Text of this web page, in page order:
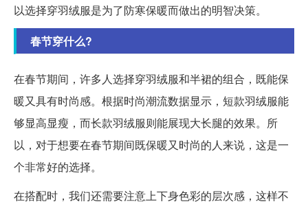
以选择穿羽绒服是为了防寒保暖而做出的明智决策。
春节穿什么?
在春节期间，许多人选择穿羽绒服和半裙的组合，既能保
暖又具有时尚感。根据时尚潮流数据显示，短款羽绒服能
够显高显瘦，而长款羽绒服则能展现大长腿的效果。所
以，对于想要在春节期间既保暖又时尚的人来说，这是一
个非常好的选择。
在搭配时，我们还需要注意上下身色彩的层次感，这样不